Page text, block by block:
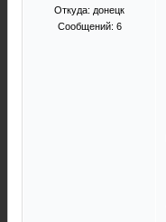
Откуда: донецк
Сообщений: 6